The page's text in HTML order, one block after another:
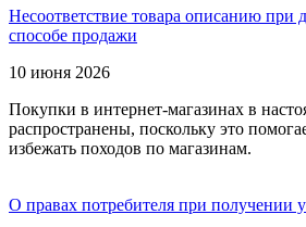
Несоответствие товара описанию при
способе продажи
10 июня 2026
Покупки в интернет-магазинах в
распространены, поскольку это
избежать походов по магазинам.
О правах потребителя при получении